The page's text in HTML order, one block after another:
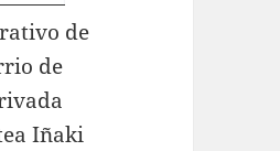
de
de
Iñaki